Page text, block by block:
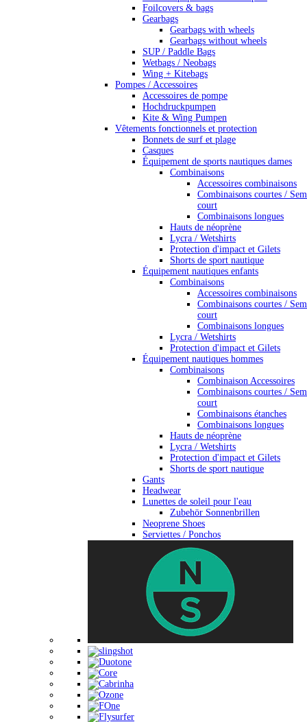
Foilcovers & bags
Gearbags
Gearbags with wheels
Gearbags without wheels
SUP / Paddle Bags
Wetbags / Neobags
Wing + Kitebags
Pompes / Accessoires
Accessoires de pompe
Hochdruckpumpen
Kite & Wing Pumpen
Vêtements fonctionnels et protection
Bonnets de surf et plage
Casques
Équipement de sports nautiques dames
Combinaisons
Accessoires combinaisons
Combinaisons courtes /
court
Combinaisons longues
Hauts de néoprène
Lycra / Wetshirts
Protection d'impact et Gilets
Shorts de sport nautique
Équipement nautiques enfants
Combinaisons
Accessoires combinaisons
Combinaisons courtes /
court
Combinaisons longues
Lycra / Wetshirts
Protection d'impact et Gilets
Équipement nautiques hommes
Combinaisons
Combinaison Accessoires
Combinaisons courtes /
court
Combinaisons étanches
Combinaisons longues
Hauts de néoprène
Lycra / Wetshirts
Protection d'impact et Gilets
Shorts de sport nautique
Gants
Headwear
Lunettes de soleil pour l'eau
Zubehör Sonnenbrillen
Neoprene Shoes
Serviettes / Ponchos